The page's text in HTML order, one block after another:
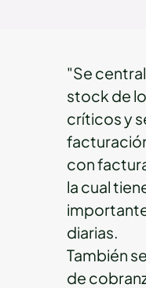
"Se
stock de
críticos y
con
la cual
diarias.
También
de